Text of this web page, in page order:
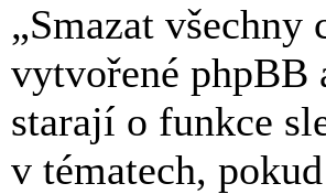
„Smazat
vytvořené phpBB
starají o funkce
v tématech,